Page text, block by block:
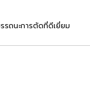
ถนะการตัดที่ดีเยี่ยม